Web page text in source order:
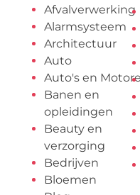
Afvalverwerking
Alarmsysteem
Architectuur
Auto
Auto's en
Banen en
opleidingen
Beauty en
verzorging
Bedrijven
Bloemen